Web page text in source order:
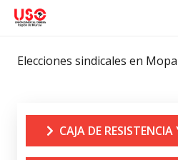
Elecciones sindicales en
CAJA DE